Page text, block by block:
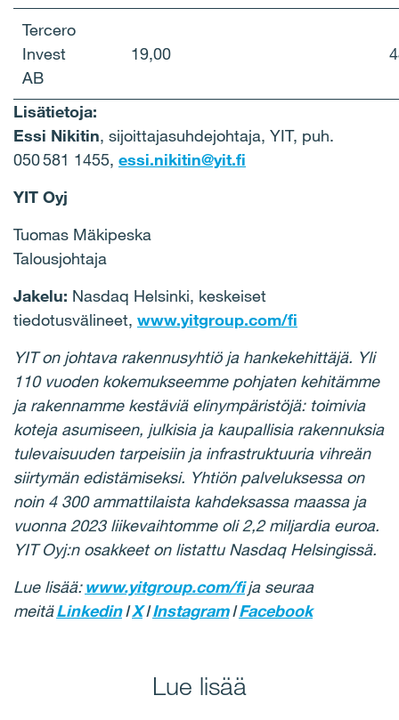
​​Tercero
Invest
AB​
19,00
Lisätietoja:
Essi Nikitin, sijoittajasuhdejohtaja, YIT, puh.
050 581 1455, essi.nikitin@yit.fi
YIT Oyj
Tuomas Mäkipeska
Talousjohtaja
Jakelu: Nasdaq Helsinki, keskeiset
tiedotusvälineet, www.yitgroup.com/fi
YIT on johtava rakennusyhtiö ja hankekehittäjä. Yli
110 vuoden kokemukseemme pohjaten kehitämme
ja rakennamme kestäviä elinympäristöjä: toimivia
koteja asumiseen, julkisia ja kaupallisia rakennuksia
tulevaisuuden tarpeisiin ja infrastruktuuria vihreän
siirtymän edistämiseksi. Yhtiön palveluksessa on
noin 4 300 ammattilaista kahdeksassa maassa ja
vuonna 2023 liikevaihtomme oli 2,2 miljardia euroa.
YIT Oyj:n osakkeet on listattu Nasdaq Helsingissä.
Lue lisää:www.yitgroup.com/fija seuraa
meitäLinkedinIXIInstagramIFacebook
Lue lisää